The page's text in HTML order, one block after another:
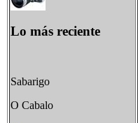
Lo más reciente
Sabarigo
O Cabalo